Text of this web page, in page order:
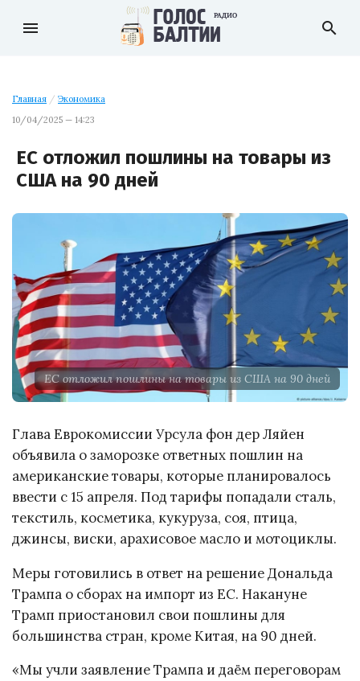
menu search
Главная / Экономика
10/04/2025 — 14:23
ЕС отложил пошлины на товары из
США на 90 дней
ЕС отложил пошлины на товары из США на 90 дней
Глава Еврокомиссии Урсула фон дер Ляйен
объявила о заморозке ответных пошлин на
американские товары, которые планировалось
ввести с 15 апреля. Под тарифы попадали сталь,
текстиль, косметика, кукуруза, соя, птица,
джинсы, виски, арахисовое масло и мотоциклы.
Меры готовились в ответ на решение Дональда
Трампа о сборах на импорт из ЕС. Накануне
Трамп приостановил свои пошлины для
большинства стран, кроме Китая, на 90 дней.
«Мы учли заявление Трампа и даём переговорам